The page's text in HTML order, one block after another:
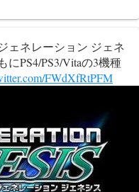
ェネレーション ジェネ
PS4/PS3/Vitaの3機種
FWdXfRtPFM